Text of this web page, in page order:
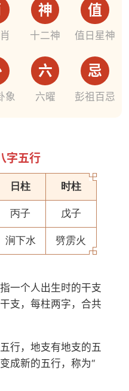
神
十二神
值
值日星神
象
六
六曜
忌
彭祖百忌
字五行
日柱 时柱
丙子 戊子
涧下水 劈雳火
一个人出生时的干支
支，每柱两字，合共
行，地支有地支的五
成新的五行，称为“